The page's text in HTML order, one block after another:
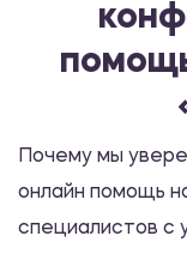
Почему мы
онлайн помощь
специалистов с